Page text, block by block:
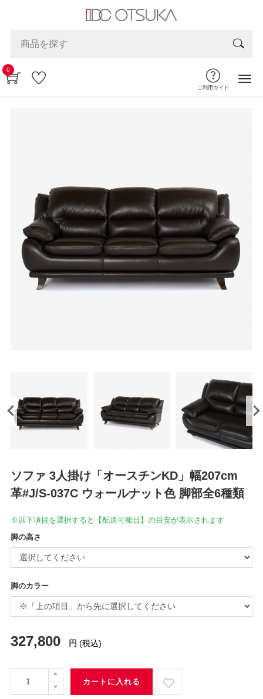
0
ご利用ガイド
ソファ 3人掛け「オースチンKD」幅207cm
革#J/S-037C ウォールナット色 脚部全6種類
※以下項目を選択すると【配送可能日】の目安が表示されます
脚の高さ
脚のカラー
327,800 円 (税込)
カートに入れる